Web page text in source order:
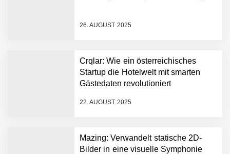
26. AUGUST 2025
Crqlar: Wie ein österreichisches
Startup die Hotelwelt mit smarten
Gästedaten revolutioniert
22. AUGUST 2025
Mazing: Verwandelt statische 2D-
Bilder in eine visuelle Symphonie
Portrait
Tabuthema Schwitzen?
hat die Lösung!
Fabian Rauch von Crqlar
Crqlar: Wie ein
österreichisches Startup die